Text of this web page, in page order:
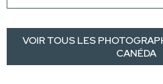
VOIR TOUS LES
CANÉDA